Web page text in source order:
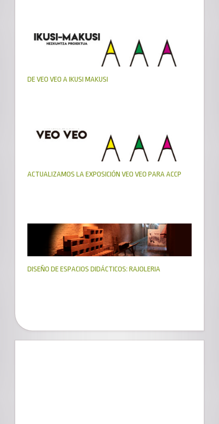
DE VEO VEO A IKUSI MAKUSI
ACTUALIZAMOS LA EXPOSICIÓN VEO VEO PARA ACCP
DISEÑO DE ESPACIOS DIDÁCTICOS: RAJOLERIA